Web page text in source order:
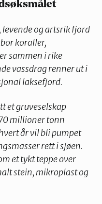
levende og artsrik fjord
koraller,
sammen i rike
vassdrag renner ut i
laksefjord.
et gruveselskap
millioner tonn
år vil bli pumpet
rett i sjøen.
et tykt teppe over
stein, mikroplast og